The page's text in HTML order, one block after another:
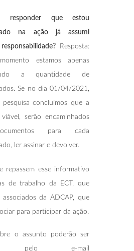
responder que estou
na ação já assumi
Resposta:
estamos apenas
a quantidade de
Se no dia 01/04/2021,
concluímos que a
serão encaminhados
para cada
ler assinar e devolver.
repassem esse informativo
de trabalho da ECT, que
da ADCAP, que
para participar da ação.
o assunto poderão ser
pelo e-mail